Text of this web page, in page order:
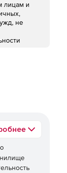
лицам и
не